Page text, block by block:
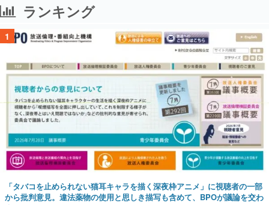
ランキング
1
「タバコを止められない猫耳キャラを描く深夜枠アニメ」に視聴者の一部
から批判意見。違法薬物の使用と思しき描写も含めて、BPOが議論を交わ